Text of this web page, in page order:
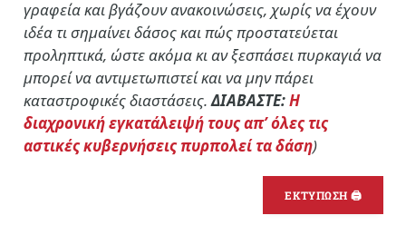
γραφεία και βγάζουν ανακοινώσεις, χωρίς να έχουν
ιδέα τι σημαίνει δάσος και πώς προστατεύεται
προληπτικά, ώστε ακόμα κι αν ξεσπάσει πυρκαγιά να
μπορεί να αντιμετωπιστεί και να μην πάρει
καταστροφικές διαστάσεις.ΔΙΑΒΑΣΤΕ:Η
διαχρονική εγκατάλειψή τους απ’ όλες τις
αστικές κυβερνήσεις πυρπολεί τα δάση)
ΕΚΤΥΠΩΣΗ 🖨